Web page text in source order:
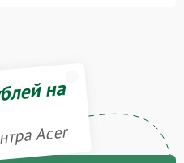
на
Acer